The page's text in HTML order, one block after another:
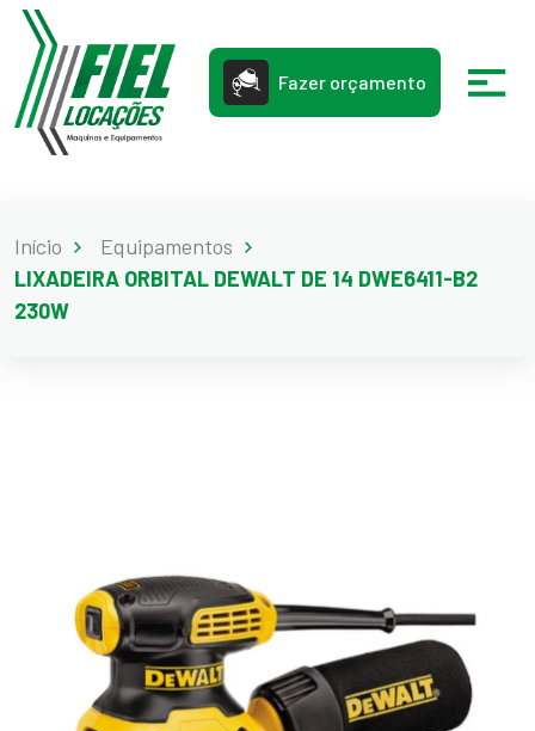
Fazer orçamento
Início
Equipamentos
LIXADEIRA ORBITAL DEWALT DE 14 DWE6411-B2
230W